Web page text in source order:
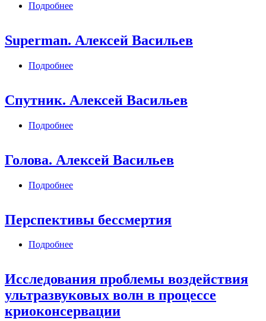
Подробнее
Superman. Алексей Васильев
Подробнее
Спутник. Алексей Васильев
Подробнее
Голова. Алексей Васильев
Подробнее
Перспективы бессмертия
Подробнее
Исследования проблемы воздействия
ультразвуковых волн в процессе
криоконсервации